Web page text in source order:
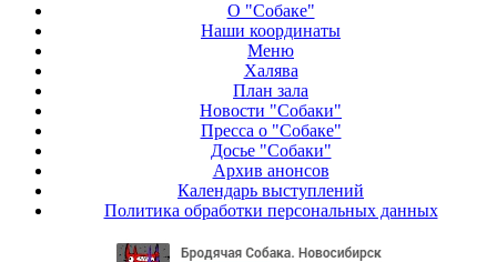
О "Собаке"
Наши координаты
Меню
Халява
План зала
Новости "Собаки"
Пресса о "Собаке"
Досье "Собаки"
Архив анонсов
Календарь выступлений
Политика обработки персональных данных